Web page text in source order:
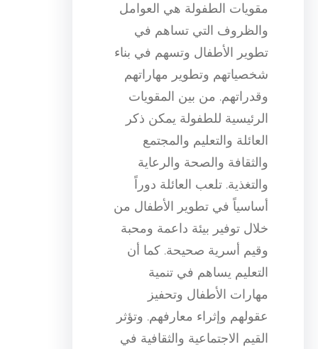
مقويات الطفولة هي العوامل
والظروف التي تساهم في
تطوير الأطفال وتسهم في بناء
شخصياتهم وتطوير مهاراتهم
وقدراتهم. من بين المقويات
الرئيسية للطفولة يمكن ذكر
العائلة والتعليم والمجتمع
والثقافة والصحة والرعاية
والتغذية. تلعب العائلة دوراً
أساسياً في تطوير الأطفال من
خلال توفير بيئة داعمة ومحبة
وقيم أسرية صحيحة. كما أن
التعليم يساهم في تنمية
مهارات الأطفال وتحفيز
عقولهم وإثراء معارفهم. وتؤثر
القيم الاجتماعية والثقافية في